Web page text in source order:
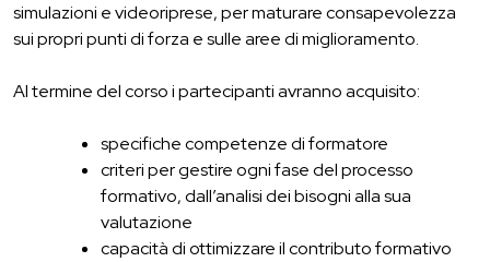
simulazioni e videoriprese, per maturare consapevolezza
sui propri punti di forza e sulle aree di miglioramento.
Al termine del corso i partecipanti avranno acquisito:
specifiche competenze di formatore
criteri per gestire ogni fase del processo
formativo, dall’analisi dei bisogni alla sua
valutazione
capacità di ottimizzare il contributo formativo